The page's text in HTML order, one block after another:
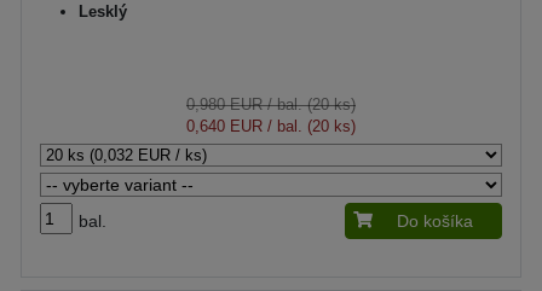
Lesklý
0,980 EUR/ bal. (20 ks)
0,640 EUR / bal. (20 ks)
bal. Do košíka